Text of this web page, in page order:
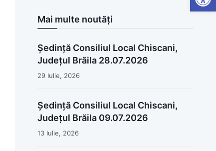
Mai multe noutăți
Ședință Consiliul Local Chiscani,
Județul Brăila 28.07.2026
29 Iulie, 2026
Ședință Consiliul Local Chiscani,
Județul Brăila 09.07.2026
13 Iulie, 2026